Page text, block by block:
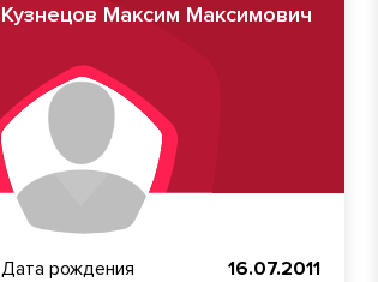
Кузнецов Максим Максимович
Дата рождения 16.07.2011